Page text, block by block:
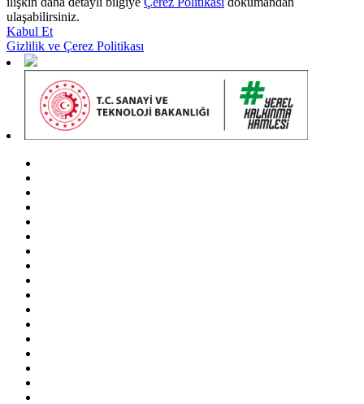
ulaşabilirsiniz.
Kabul Et
Gizlilik ve Çerez Politikası